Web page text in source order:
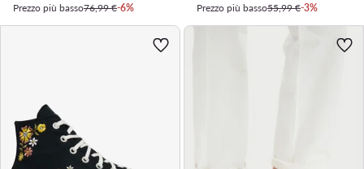
Prezzo più basso76,99 €-6%
Prezzo più basso55,99 €-3%